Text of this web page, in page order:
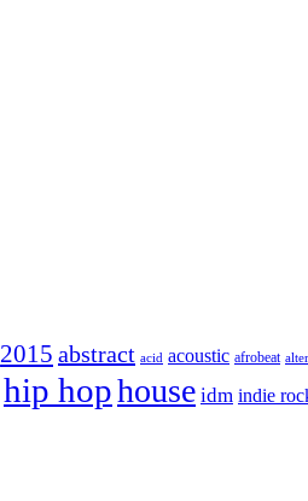
2015 abstract acid acoustic afrobeat
hip hophouse idm indie